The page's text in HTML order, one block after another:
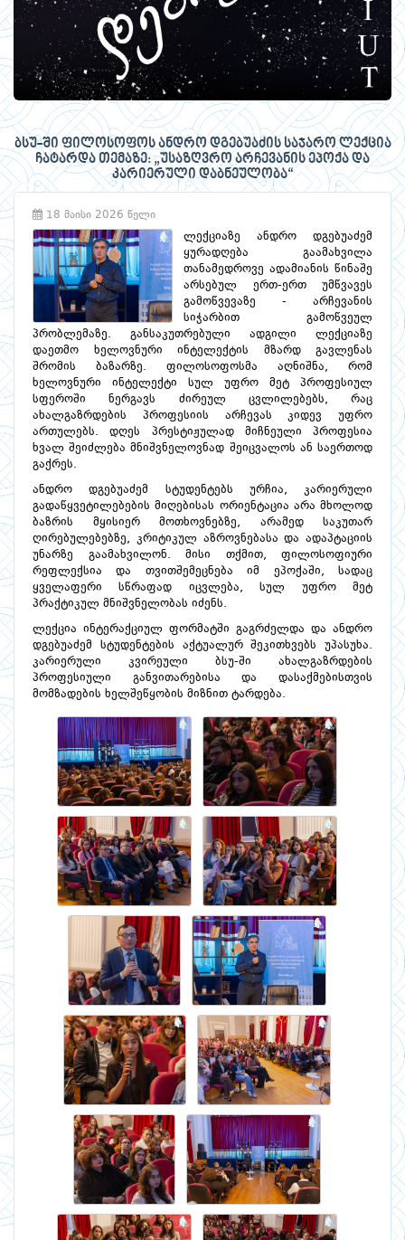
ბსუ-ში ფილოსოფოს ანდრო დგებუაძის საჯარო ლექცია
ჩატარდა თემაზე: „უსაზღვრო არჩევანის ეპოქა და
კარიერული დაბნეულობა“
18 მაისი 2026 წელი
ლექციაზე ანდრო დგებუაძემ
ყურადღება გაამახვილა
თანამედროვე ადამიანის წინაშე
არსებულ ერთ-ერთ უმწვავეს
გამოწვევაზე - არჩევანის
სიჭარბით გამოწვეულ
პრობლემაზე. განსაკუთრებული ადგილი ლექციაზე
დაეთმო ხელოვნური ინტელექტის მზარდ გავლენას
შრომის ბაზარზე. ფილოსოფოსმა აღნიშნა, რომ
ხელოვნური ინტელექტი სულ უფრო მეტ პროფესიულ
სფეროში ნერგავს ძირეულ ცვლილებებს, რაც
ახალგაზრდების პროფესიის არჩევას კიდევ უფრო
ართულებს. დღეს პრესტიჟულად მიჩნეული პროფესია
ხვალ შეიძლება მნიშვნელოვნად შეიცვალოს ან საერთოდ
გაქრეს.
ანდრო დგებუაძემ სტუდენტებს ურჩია, კარიერული
გადაწყვეტილებების მიღებისას ორიენტაცია არა მხოლოდ
ბაზრის მყისიერ მოთხოვნებზე, არამედ საკუთარ
ღირებულებებზე, კრიტიკულ აზროვნებასა და ადაპტაციის
უნარზე გაამახვილონ. მისი თქმით, ფილოსოფიური
რეფლექსია და თვითშემეცნება იმ ეპოქაში, სადაც
ყველაფერი სწრაფად იცვლება, სულ უფრო მეტ
პრაქტიკულ მნიშვნელობას იძენს.
ლექცია ინტერაქციულ ფორმატში გაგრძელდა და ანდრო
დგებუაძემ სტუდენტების აქტუალურ შეკითხვებს უპასუხა.
კარიერული კვირეული ბსუ-ში ახალგაზრდების
პროფესიული განვითარებისა და დასაქმებისთვის
მომზადების ხელშეწყობის მიზნით ტარდება.